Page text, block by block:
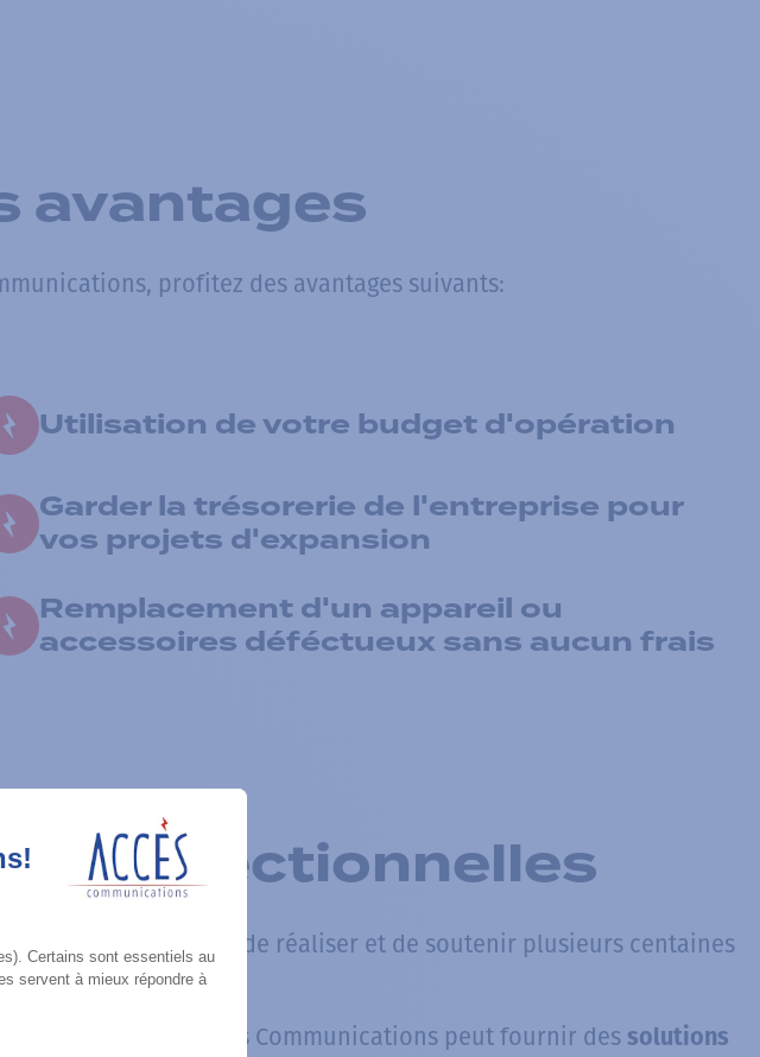
avantages
profitez des avantages suivants:
Utilisation de votre budget d'opération
Garder la trésorerie de l'entreprise pour
vos projets d'expansion
Remplacement d'un appareil ou
accessoires déféctueux sans aucun frais
bidirectionnelles
nous ont permis de réaliser et de soutenir plusieurs centaines
et lesÉtats-Unis
et mobiles , Accès Communications peut fournir des solutions